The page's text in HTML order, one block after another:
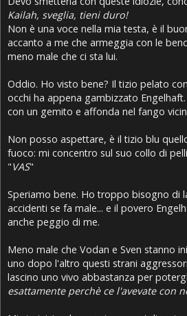
Kailah, sveglia, tieni duro!
Non è una voce nella mia testa, è il
accanto a me che armeggia con le
meno male che ci sta lui.
Oddio. Ho visto bene? Il tizio pelato
occhi ha appena gambizzato
con un gemito e affonda nel fango
Non posso aspettare, è il tizio blu
fuoco: mi concentro sul suo collo di
"VAS"
Speriamo bene. Ho troppo bisogno di
accidenti se fa male... e il povero
anche peggio di me.
Meno male che Vodan e Sven stanno
uno dopo l'altro questi strani
lascino uno vivo abbastanza per
esattamente perchè ce l'avevate con